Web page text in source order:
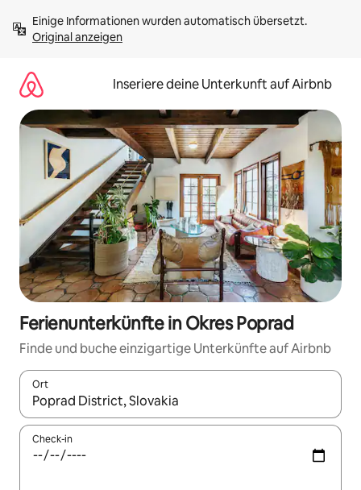
Inhalten
springenOriginal anzeigen
Inseriere deine Unterkunft auf Airbnb
Ferienunterkünfte in Okres Poprad
Finde und buche einzigartige Unterkünfte auf Airbnb
Ort
Wenn Ergebnisse verfügbar sind, navigiere mit den
Check-in